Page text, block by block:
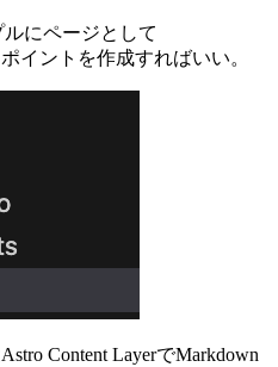
にページとして
イントを作成すればいい。
Content LayerでMarkdown